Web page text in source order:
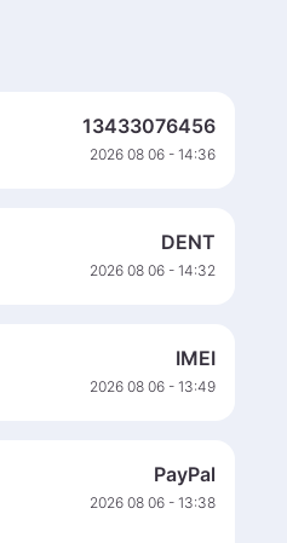
13433076456
2026 08 06 - 14:36
DENT
2026 08 06 - 14:32
IMEI
2026 08 06 - 13:49
PayPal
2026 08 06 - 13:38